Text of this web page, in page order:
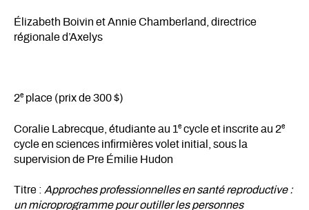
Élizabeth Boivin et Annie Chamberland, directrice
régionale d’Axelys
2e place (prix de 300 $)
Coralie Labrecque, étudiante au 1 e cycle et inscrite au 2e
cycle en sciences infirmières volet initial, sous la
supervision de Pre Émilie Hudon
Titre : Approches professionnelles en santé reproductive :
un microprogramme pour outiller les personnes